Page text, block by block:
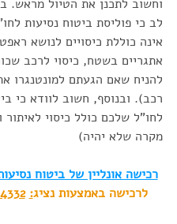
וחשוב לתכנן את הטיול מראש.
לב כי פוליסת ביטוח נסיעות
אינה כוללת כיסויים לנושא
אתגריים בשטח, כיסוי לרכב
להניח שאם הגעתם למונטנגרו
רכב). ובנוסף, חשוב לוודא כי
לחו"ל שלכם כולל כיסוי לאיתור
מקרה שלא יהיה)
רכישה אונליין של ביטוח
לרכישה באמצעות נציג: